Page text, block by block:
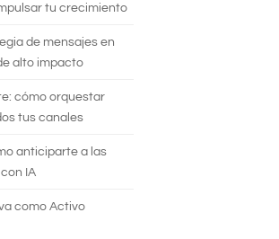
tu crecimiento
de mensajes en
alto impacto
cómo orquestar
tus canales
anticiparte a las
IA
como Activo